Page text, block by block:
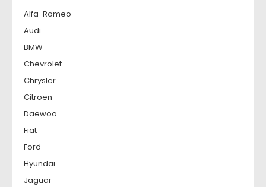
Alfa-Romeo
Audi
BMW
Chevrolet
Chrysler
Citroen
Daewoo
Fiat
Ford
Hyundai
Jaguar